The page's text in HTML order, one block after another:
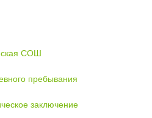
СОШ
пребывания
заключение